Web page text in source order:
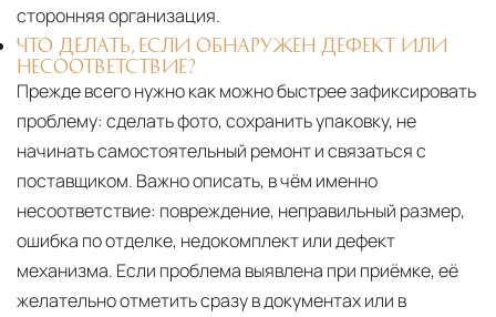
сторонняя организация.
ЧТО ДЕЛАТЬ, ЕСЛИ ОБНАРУЖЕН ДЕФЕКТ ИЛИ
НЕСООТВЕТСТВИЕ?
Прежде всего нужно как можно быстрее зафиксировать
проблему: сделать фото, сохранить упаковку, не
начинать самостоятельный ремонт и связаться с
поставщиком. Важно описать, в чём именно
несоответствие: повреждение, неправильный размер,
ошибка по отделке, недокомплект или дефект
механизма. Если проблема выявлена при приёмке, её
желательно отметить сразу в документах или в